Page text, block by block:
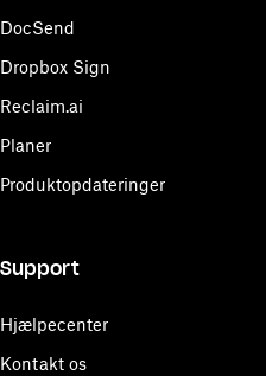
DocSend
Dropbox Sign
Reclaim.ai
Planer
Produktopdateringer
Support
Hjælpecenter
Kontakt os